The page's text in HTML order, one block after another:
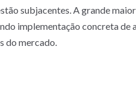
subjacentes. A grande
implementação concreta de
do mercado.